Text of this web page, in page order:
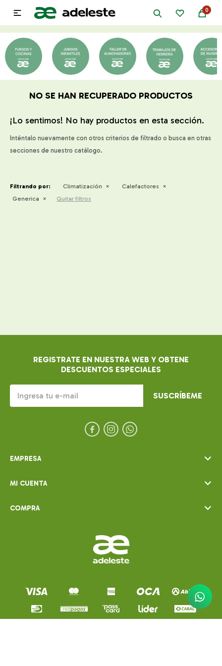
0

NO SE HAN RECUPERADO PRODUCTOS
¡Lo sentimos! No hay productos en esta sección.
Inténtalo nuevamente con otros criterios de filtrado o busca en otras
secciones de nuestro catálogo.
Filtrando por: Climatización
Calefactores
Generica
Quitar filtros
EMPRESA
MI CUENTA
COMPRA
REGISTRATE EN NUESTRA WEB Y OBTENE
DESCUENTOS ESPECIALES
SUSCRÍBEME
  